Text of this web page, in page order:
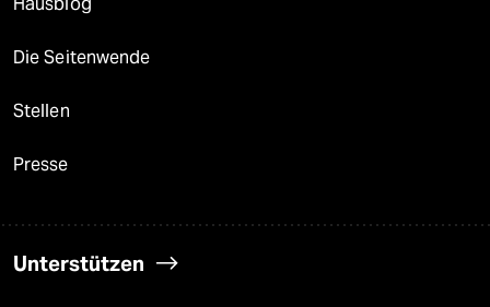
Die Seitenwende
Stellen
Presse
Unterstützen